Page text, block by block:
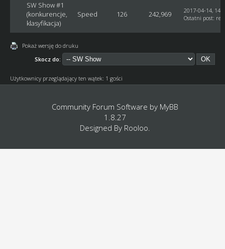
SW Show #1
(konkurencje,
klasyfikacja)
Speed 126 242,969
2017-04-14,
Ostatni post:
Pokaż wersję do druku
Skocz do:
Użytkownicy przeglądający ten wątek: 1 gości
Community Forum Software by MyBB
1.8.27
Designed By Rooloo.